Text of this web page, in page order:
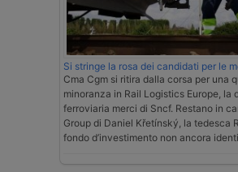
Si stringe la rosa dei candidati per le
Cma Cgm si ritira dalla corsa per una
minoranza in Rail Logistics Europe, la
ferroviaria merci di Sncf. Restano in
Group di Daniel Křetínský, la tedesca
fondo d’investimento non ancora